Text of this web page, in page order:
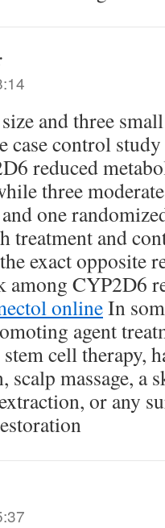
and three
case control
reduced
three
one
treatment and
exact opposite
among CYP2D6
onlineIn
agent
cell therapy,
scalp massage, a
or any